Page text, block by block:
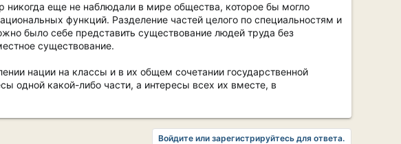
еще не наблюдали в мире общества, которое бы могло
функций. Разделение частей целого по специальностям и
было себе представить существование людей труда без
существование.
нации на классы и в их общем сочетании государственной
одной какой-либо части, а интересы всех их вместе, в
Войдите или зарегистрируйтесь для ответа.